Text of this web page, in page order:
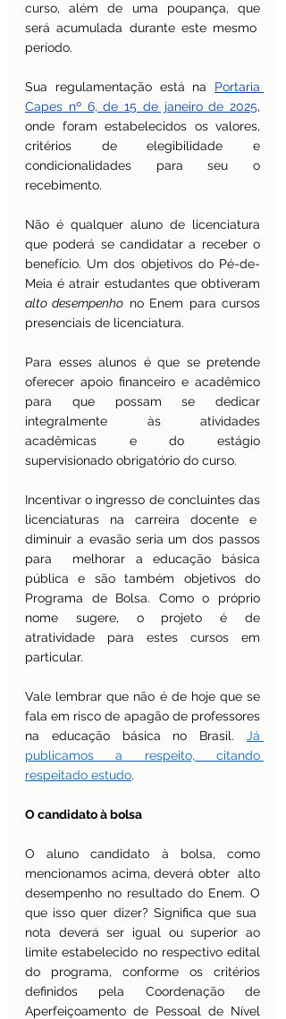
curso, além de uma poupança, que
será acumulada durante este mesmo
período.
Sua regulamentação está na Portaria
Capes nº 6, de 15 de janeiro de 2025,
onde foram estabelecidos os valores,
critérios de elegibilidade e
condicionalidades para seu o
recebimento.
Não é qualquer aluno de licenciatura
que poderá se candidatar a receber o
benefício. Um dos objetivos do Pé-de-
alto desempenho no Enem para cursos
presenciais de licenciatura.
Para esses alunos é que se pretende
oferecer apoio financeiro e acadêmico
para que possam se dedicar
integralmente às atividades
acadêmicas e do estágio
supervisionado obrigatório do curso.
Incentivar o ingresso de concluintes das
licenciaturas na carreira docente e
diminuir a evasão seria um dos passos
para  melhorar a educação básica
pública e são também objetivos do
Programa de Bolsa. Como o próprio
nome sugere, o projeto é de
atratividade para estes cursos em
particular.
Vale lembrar que não é de hoje que se
fala em risco de apagão de professores
na educação básica no Brasil.
Já
publicamos a respeito, citando
respeitado estudo.
O candidato à bolsa
O aluno candidato à bolsa, como
mencionamos acima, deverá obter  alto
desempenho no resultado do Enem. O
que isso quer dizer? Significa que sua
nota deverá ser igual ou superior ao
limite estabelecido no respectivo edital
do programa, conforme os critérios
definidos pela Coordenação de
Aperfeiçoamento de Pessoal de Nível